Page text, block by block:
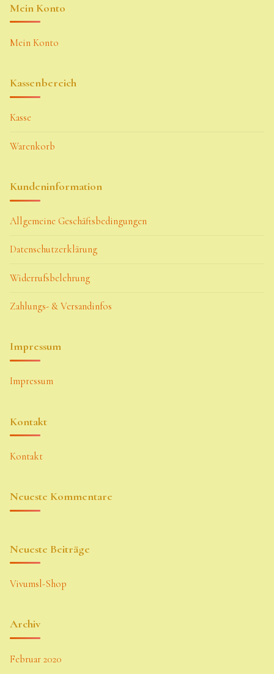
Mein Konto
Mein Konto
Kassenbereich
Kasse
Warenkorb
Kundeninformation
Allgemeine Geschäftsbedingungen
Datenschutzerklärung
Widerrufsbelehrung
Zahlungs- & Versandinfos
Impressum
Impressum
Kontakt
Kontakt
Neueste Kommentare
Neueste Beiträge
Vivumsl-Shop
Archiv
Februar 2020